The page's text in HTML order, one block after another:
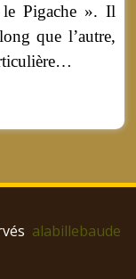
Pigache ». Il
que l’autre,
alabillebaude